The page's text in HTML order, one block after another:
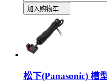
加入购物车
松下(Panasonic) 槽